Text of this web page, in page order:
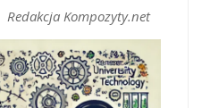
Redakcja Kompozyty.net